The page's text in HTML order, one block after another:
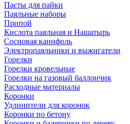
Пасты для пайки
Паяльные наборы
Припой
Кислота паяльная и Нашатырь
Сосновая канифоль
Электропаяльники и выжигатели
Горелки
Горелки кровельные
Горелки на газовый баллончик
Расходные материалы
Коронки
Удлинители для коронок
Коронки по бетону